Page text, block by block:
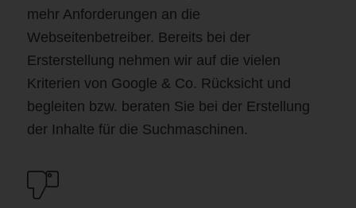
mehr Anforderungen an die
Webseitenbetreiber. Bereits bei der
Ersterstellung nehmen wir auf die vielen
Kriterien von Google & Co. Rücksicht und
begleiten bzw. beraten Sie bei der Erstellung
der Inhalte für die Suchmaschinen.